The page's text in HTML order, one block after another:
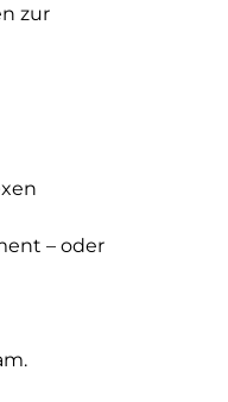
zur
– oder